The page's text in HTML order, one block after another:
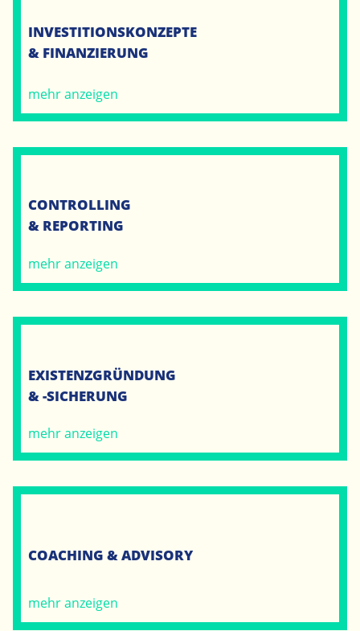
INVESTITIONSKONZEPTE
& FINANZIERUNG
mehr anzeigen
CONTROLLING
& REPORTING
mehr anzeigen
EXISTENZGRÜNDUNG
& -SICHERUNG
mehr anzeigen
COACHING & ADVISORY
mehr anzeigen